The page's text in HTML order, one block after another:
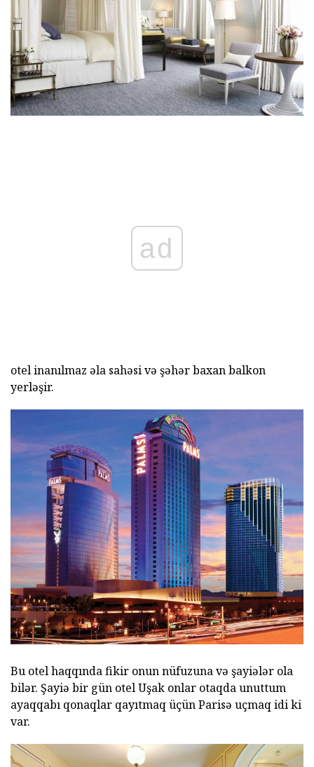
ad
otel inanılmaz əla sahəsi və şəhər baxan balkon
yerləşir.
Bu otel haqqında fikir onun nüfuzuna və şayiələr ola
bilər. Şayiə bir gün otel Uşak onlar otaqda unuttum
ayaqqabı qonaqlar qayıtmaq üçün Parisə uçmaq idi ki
var.